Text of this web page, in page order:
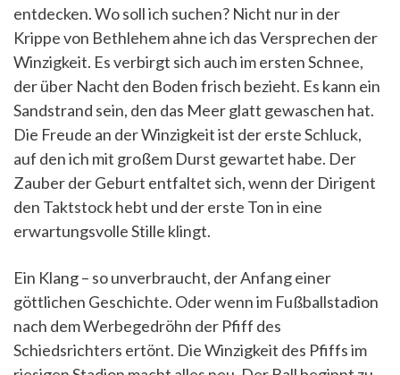
entdecken. Wo soll ich suchen? Nicht nur in der
Krippe von Bethlehem ahne ich das Versprechen der
Winzigkeit. Es verbirgt sich auch im ersten Schnee,
der über Nacht den Boden frisch bezieht. Es kann ein
Sandstrand sein, den das Meer glatt gewaschen hat.
Die Freude an der Winzigkeit ist der erste Schluck,
auf den ich mit großem Durst gewartet habe. Der
Zauber der Geburt entfaltet sich, wenn der Dirigent
den Taktstock hebt und der erste Ton in eine
erwartungsvolle Stille klingt.
Ein Klang – so unverbraucht, der Anfang einer
göttlichen Geschichte. Oder wenn im Fußballstadion
nach dem Werbegedröhn der Pfiff des
Schiedsrichters ertönt. Die Winzigkeit des Pfiffs im